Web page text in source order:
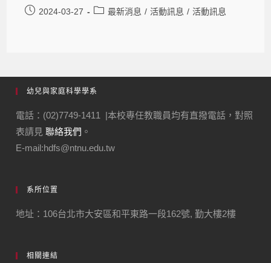
2024-03-27 最新消息 / 活動訊息 / 活動訊息
幼兒與家庭科學學系
電話：(02)7749-1411 |本校專任教職員均有直撥電話，對照
表請見聯絡我們 。
E-mail:hdfs@ntnu.edu.tw
系所位置
地址：106台北市大安區和平東路一段162號, 勤大樓2樓
相關連結